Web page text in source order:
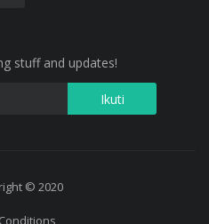
stuff and updates!
© 2020